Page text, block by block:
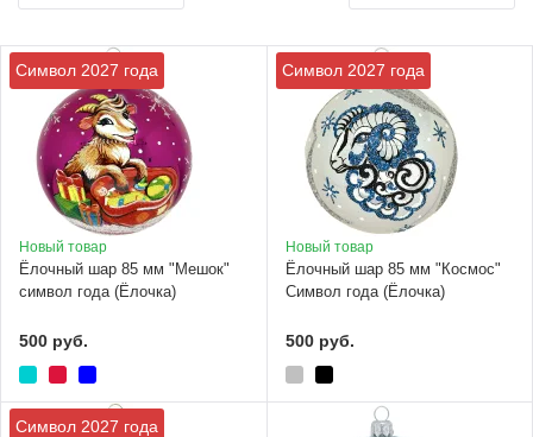
Символ 2027 года
Новый товар
Ёлочный шар 85 мм "Мешок"
символ года (Ёлочка)
500 руб.
Символ 2027 года
Новый товар
Ёлочный шар 85 мм "Космос"
Символ года (Ёлочка)
500 руб.
Символ 2027 года